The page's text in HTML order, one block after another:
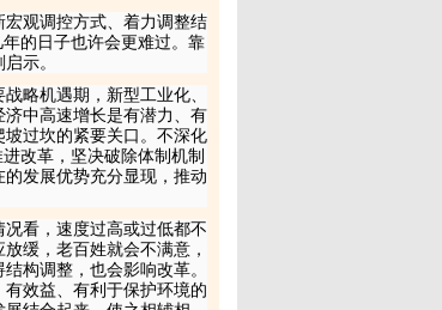
观调控方式、着力调整结
的日子也许会更难过。靠
示。
略机遇期，新型工业化、
中高速增长是有潜力、有
过坎的紧要关口。不深化
改革，坚决破除体制机制
发展优势充分显现，推动
看，速度过高或过低都不
缓，老百姓就会不满意，
构调整，也会影响改革。
效益、有利于保护环境的